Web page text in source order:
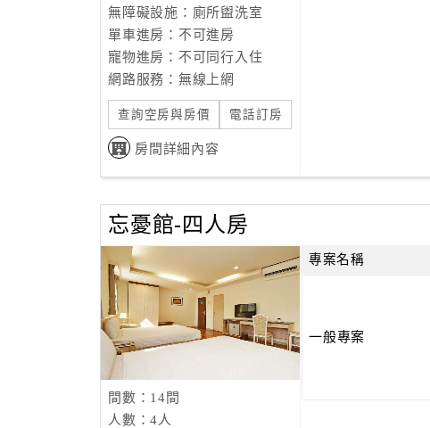
無障礙設施：廁所盥洗室
單車進房：不可進房
寵物進房：不可同行入住
網路服務：無線上網
查詢空房與房價 電話訂房
房間詳細內容
忘憂館-四人房
間數：14間
人數：4人
專案名稱
一般專案